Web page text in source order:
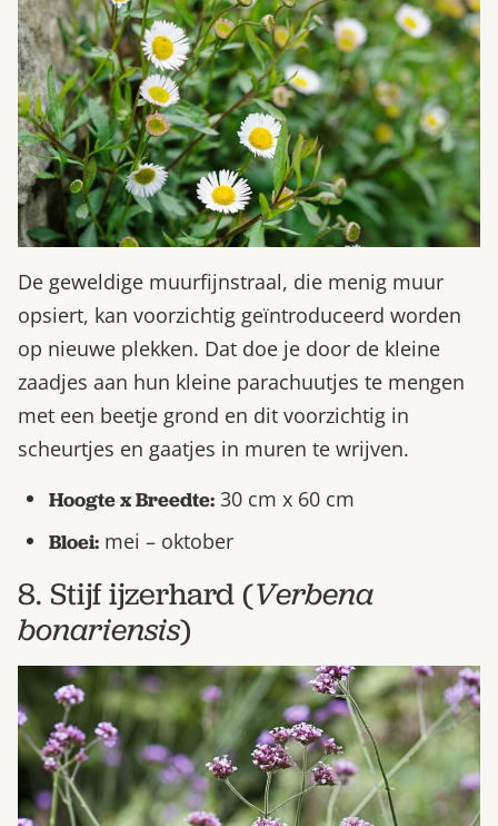
De geweldige muurfijnstraal, die menig muur
opsiert, kan voorzichtig geïntroduceerd worden
op nieuwe plekken. Dat doe je door de kleine
zaadjes aan hun kleine parachuutjes te mengen
met een beetje grond en dit voorzichtig in
scheurtjes en gaatjes in muren te wrijven.
Hoogte x Breedte: 30 cm x 60 cm
Bloei: mei – oktober
8. Stijf ijzerhard (Verbena
bonariensis)